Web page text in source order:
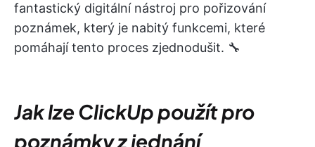
fantastický digitální nástroj pro pořizování
poznámek, který je nabitý funkcemi, které
pomáhají tento proces zjednodušit. 🔧
Jak lze ClickUp použít pro
poznámky z jednání